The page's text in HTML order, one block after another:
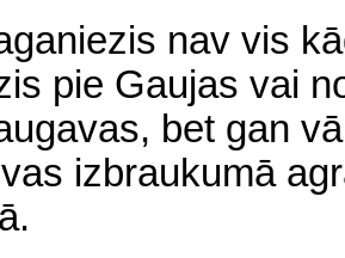
nav vis
pie Gaujas vai
bet gan
izbraukumā